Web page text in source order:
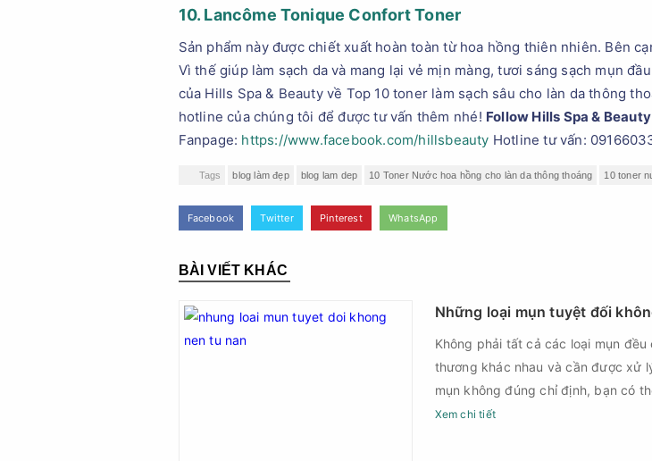
10. Lancôme Tonique Confort Toner
Sản phẩm này được chiết xuất hoàn toàn từ hoa hồng thiên nhiên. Bên
Vì thế giúp làm sạch da và mang lại vẻ mịn màng, tươi sáng sạch mụn
của Hills Spa & Beauty về Top 10 toner làm sạch sâu cho làn da thông
hotline của chúng tôi để được tư vấn thêm nhé! Follow Hills Spa & Beauty
Fanpage: https://www.facebook.com/hillsbeauty Hotline tư vấn:
Tags blog làm đẹp blog lam dep 10 Toner Nước hoa hồng cho làn da thông thoáng 10 toner
Facebook Twitter Pinterest WhatsApp
BÀI VIẾT KHÁC
Những loại mụn tuyệt đối
Không phải tất cả các loại mụn
thương khác nhau và cần được xử
mụn không đúng chỉ định, bạn có
nguy cơ nhiễm trùng, để lại thâm
Xem chi tiết